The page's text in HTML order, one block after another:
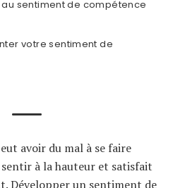
au sentiment de compétence
votre sentiment de
avoir du mal à se faire
sentir à la hauteur et satisfait
Développer un sentiment de